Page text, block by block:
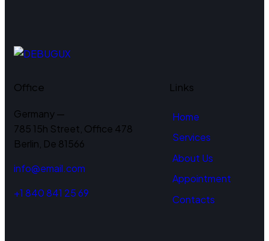
Office
Germany —
785 15h Street, Office 478
Berlin, De 81566
info@email.com
+1 840 841 25 69
Links
Home
Services
About Us
Appointment
Contacts